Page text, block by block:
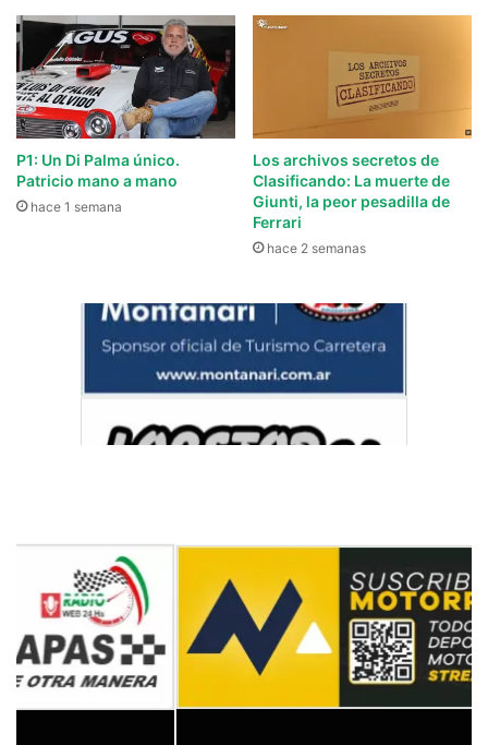
P1: Un Di Palma único.
Patricio mano a mano
hace 1 semana
Los archivos secretos de
Clasificando: La muerte de
Giunti, la peor pesadilla de
Ferrari
hace 2 semanas